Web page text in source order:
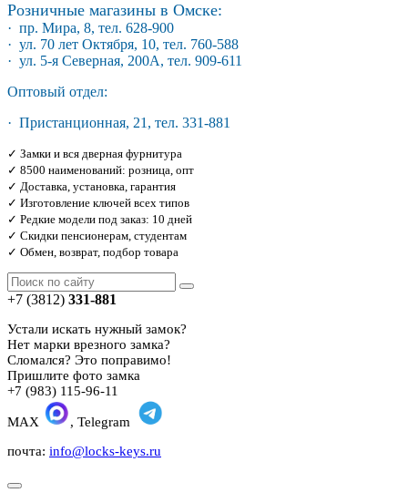
Розничные магазины в Омске:
· пр. Мира, 8, тел. 628-900
· ул. 70 лет Октября, 10, тел. 760-588
· ул. 5-я Северная, 200А, тел. 909-611
Оптовый отдел:
· Пристанционная, 21, тел. 331-881
✓ Замки и вся дверная фурнитура
✓ 8500 наименований: розница, опт
✓ Доставка, установка, гарантия
✓ Изготовление ключей всех типов
✓ Редкие модели под заказ: 10 дней
✓ Скидки пенсионерам, студентам
✓ Обмен, возврат, подбор товара
+7 (3812) 331-881
Устали искать нужный замок?
Нет марки врезного замка?
Сломался? Это поправимо!
Пришлите фото замка
+7 (983) 115-96-11
MAX
, Telegram
почта: info@locks-keys.ru